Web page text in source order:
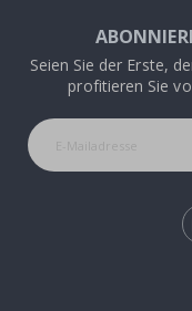
Seien Sie der Erste,
profitieren Sie